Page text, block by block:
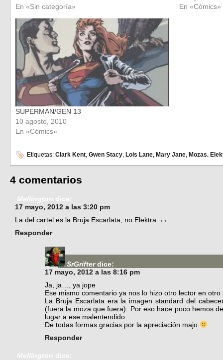
En «Sin categoría»
En «Cómics»
SUPERMAN/GEN 13
10 agosto, 2010
En «Cómics»
Etiquetas: Clark Kent, Gwen Stacy, Lois Lane, Mary Jane, Mozas.
4 comentarios
Mellington dice:
17 mayo, 2012 a las 3:20 pm
La del cartel es la Bruja Escarlata; no Elektra ¬¬
Responder
SrGrifter dice:
17 mayo, 2012 a las 8:16 pm
Ja, ja…, ya jope
Ese mismo comentario ya nos lo hizo otro lector en
La Bruja Escarlata era la imagen standard del
(fuera la moza que fuera). Por eso hace poco hemos
lugar a ese malentendido…
De todas formas gracias por la apreciación majo
Responder
Mellington dice: